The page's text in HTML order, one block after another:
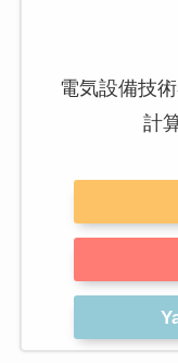
電気設備技
計